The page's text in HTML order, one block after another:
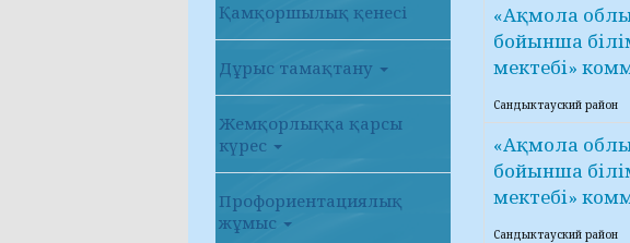
Қамқоршылық қенесі
Дұрыс тамақтану
Жемқорлыққа қарсы
күрес
Профориентациялық
жұмыс
«Ақмола
бойынша
мектебі»
Сандыктауский район
«Ақмола
бойынша
мектебі»
Сандыктауский район